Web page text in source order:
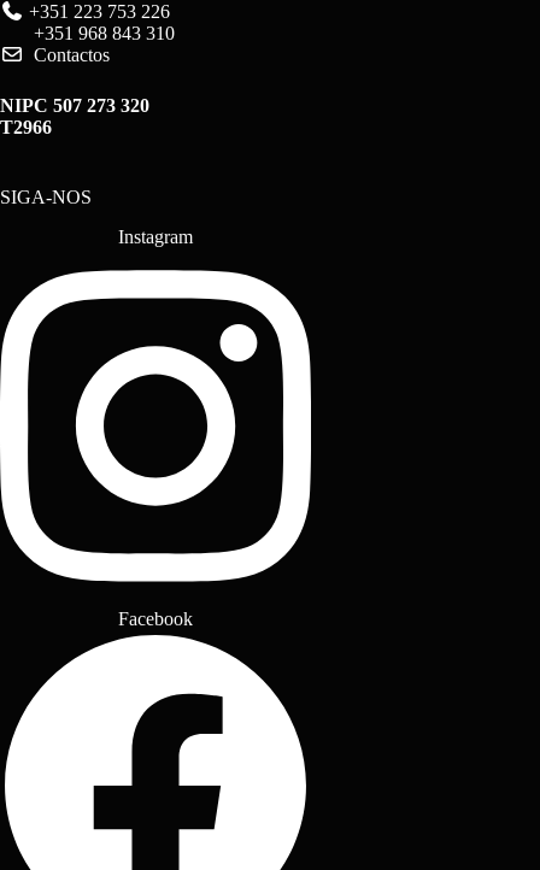
+351 223 753 226
+351 968 843 310
Contactos
NIPC 507 273 320
T2966
SIGA-NOS
Instagram
Facebook